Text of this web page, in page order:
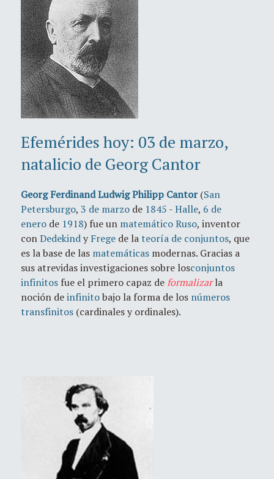
Efemérides hoy: 03 de marzo,
natalicio de Georg Cantor
Georg Ferdinand Ludwig Philipp Cantor(San
Petersburgo, 3 de marzo de 1845 -Halle, 6 de
enero de 1918) fue un matemáticoRuso, inventor
conDedekindy Frege de lateoría de conjuntos, que
es la base de las matemáticas modernas. Gracias a
sus atrevidas investigaciones sobre losconjuntos
infinitos fue el primero capaz de formalizarla
noción deinfinitobajo la forma de los números
transfinitos (cardinales y ordinales).